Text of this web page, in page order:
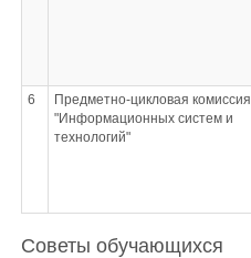
6
Предметно-цикловая комиссия
"Информационных систем и
технологий"
Советы обучающихся